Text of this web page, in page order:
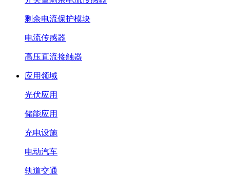
剩余电流保护模块
电流传感器
高压直流接触器
应用领域
光伏应用
储能应用
充电设施
电动汽车
轨道交通